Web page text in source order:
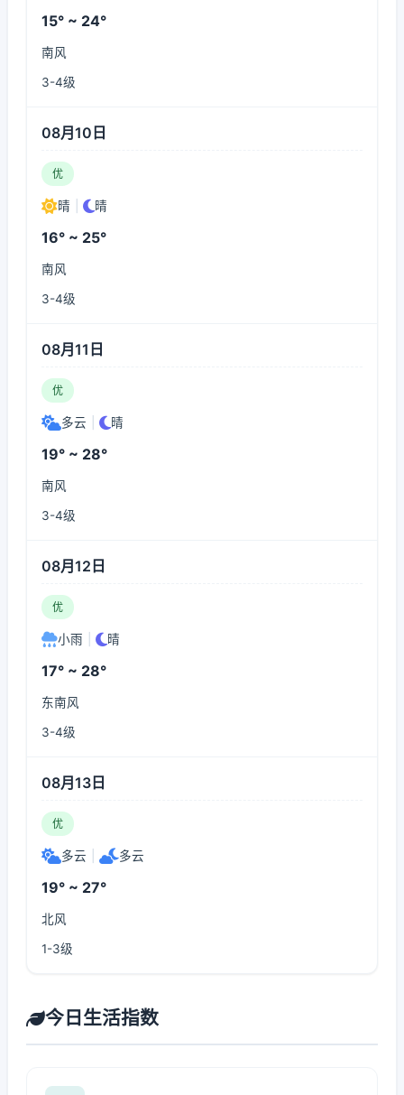
15° ~ 24°
南风
3-4级
08月10日
优
晴 晴
16° ~ 25°
南风
3-4级
08月11日
优
多云 晴
19° ~ 28°
南风
3-4级
08月12日
优
小雨 晴
17° ~ 28°
东南风
3-4级
08月13日
优
多云 多云
19° ~ 27°
北风
1-3级
今日生活指数